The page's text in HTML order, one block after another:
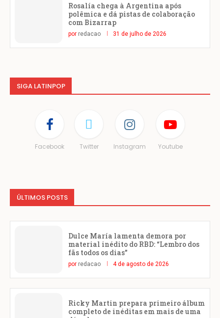
Rosalía chega à Argentina após
polêmica e dá pistas de colaboração
com Bizarrap
por redacao 31 de julho de 2026
SIGA LATINPOP
Facebook Twitter Instagram Youtube
ÚLTIMOS POSTS
Dulce María lamenta demora por
material inédito do RBD: “Lembro dos
fãs todos os dias”
por redacao 4 de agosto de 2026
Ricky Martin prepara primeiro álbum
completo de inéditas em mais de uma